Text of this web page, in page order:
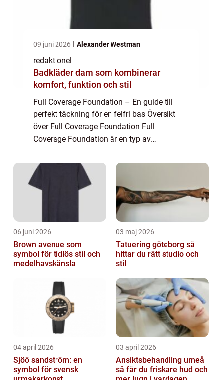
09 juni 2026 Alexander Westman
redaktionel
Badkläder dam som kombinerar
komfort, funktion och stil
Full Coverage Foundation – En guide till
perfekt täckning för en felfri bas Översikt
över Full Coverage Foundation Full
Coverage Foundation är en typ av
för att ge en felfri, jämn och naturlig bas.
Den ...
06 juni 2026
Brown avenue som
symbol för tidlös stil och
medelhavskänsla
03 maj 2026
Tatuering göteborg så
hittar du rätt studio och
stil
04 april 2026
Sjöö sandström: en
symbol för svensk
03 april 2026
Ansiktsbehandling umeå
så får du friskare hud och